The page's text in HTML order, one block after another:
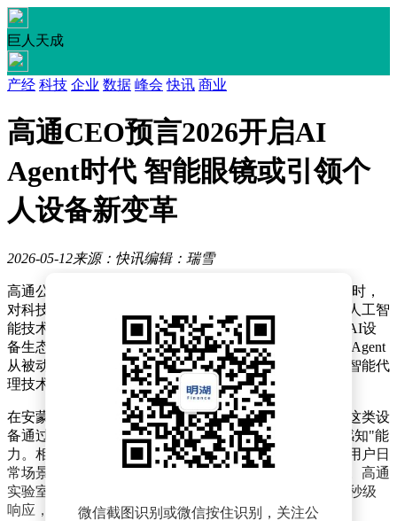
巨人天成
产经 科技 企业 数据 峰会 快讯 商业
高通CEO预言2026开启AI
Agent时代 智能眼镜或引领个
人设备新变革
2026-05-12来源：快讯编辑：瑞雪
高通公司首席执行官克里斯蒂亚诺·安蒙近日在接受采访时，
对科技行业未来发展方向作出重要判断。他指出，随着人工智
能技术突破性进展，计算架构正经历根本性转变，个人AI设
备生态将取代智能手机成为核心载体。这一预测基于AI Agent
从被动响应向主动认知的进化趋势，预计2026年将成为智能代
理技术普及的关键节点。
在安蒙描绘的技术图景中，智能眼镜被赋予特殊地位。这类设
备通过持续采集视觉与听觉数据，使AI代理获得"类人感知"能
力。相较于传统设备，眼镜形态的硬件能更自然地融入用户日
常场景，在购物决策、工作辅助等场景中提供实时支持。高通
实验室测试显示，搭载专用AI芯片的智能眼镜可实现毫秒级
响应，这种性能突破为消费级应用奠定基础。
微信截图识别或微信按住识别，关注公